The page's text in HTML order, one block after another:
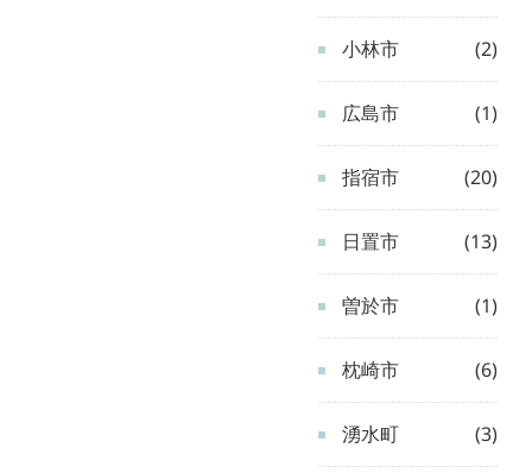
小林市 (2)
広島市 (1)
指宿市 (20)
日置市 (13)
曽於市 (1)
枕崎市 (6)
湧水町 (3)